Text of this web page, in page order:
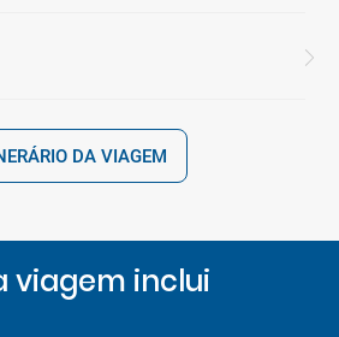
DA VIAGEM
viagem inclui